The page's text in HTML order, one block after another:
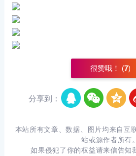
很赞哦！ (7)
分享到：
本站所有文章、数据、图片均来自互
站或源作者所有。
如果侵犯了你的权益请来信告知